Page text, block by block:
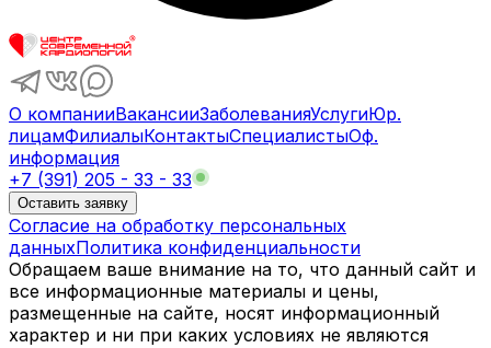
О компанииВакансииЗаболеванияУслугиЮр.
лицамФилиалыКонтактыСпециалистыОф.
информация
+7 (391) 205 - 33 - 33
Оставить заявку
Согласие на обработку персональных
данныхПолитика конфиденциальности
Обращаем ваше внимание на то, что данный сайт и
все информационные материалы и цены,
размещенные на сайте, носят информационный
характер и ни при каких условиях не являются